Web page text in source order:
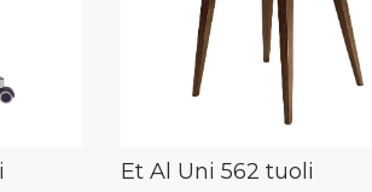
Et Al Uni 562 tuoli